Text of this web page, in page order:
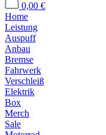
0,00 €
Home
Leistung
Auspuff
Anbau
Bremse
Fahrwerk
Verschleiß
Elektrik
Box
Merch
Sale